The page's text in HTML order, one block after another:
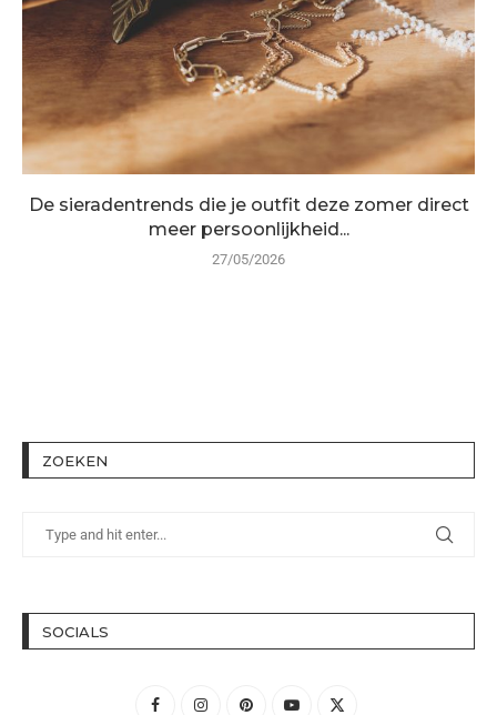
De sieradentrends die je outfit deze zomer direct
meer persoonlijkheid...
27/05/2026
ZOEKEN
SOCIALS